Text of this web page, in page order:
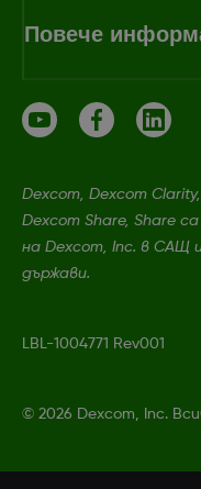
Повече
Dexcom, Dexcom
Dexcom Share, Share
на Dexcom, Inc. в САЩ
държави.
LBL-1004771 Rev001
© 2026 Dexcom, Inc.